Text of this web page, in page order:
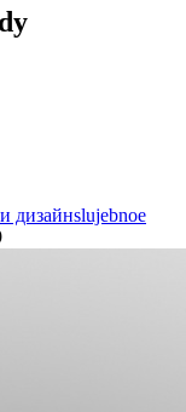
дизайнslujebnoe